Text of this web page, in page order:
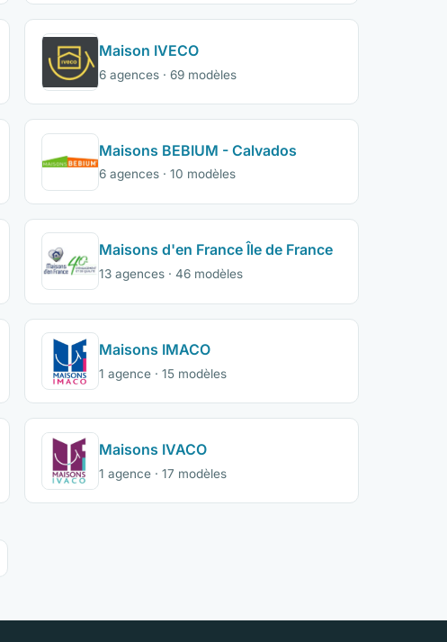
Maison IVECO
6 agences · 69 modèles
Maisons BEBIUM - Calvados
6 agences · 10 modèles
Maisons d'en France Île de France
13 agences · 46 modèles
Maisons IMACO
1 agence · 15 modèles
Maisons IVACO
1 agence · 17 modèles